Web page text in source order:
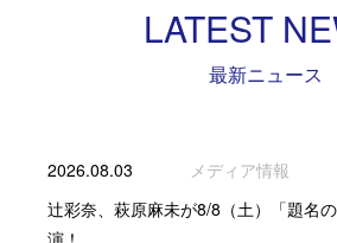
LATEST
最新ニュース
2026.08.03
メディア情報
辻彩奈、萩原麻未が8/8（土）「題名
演！